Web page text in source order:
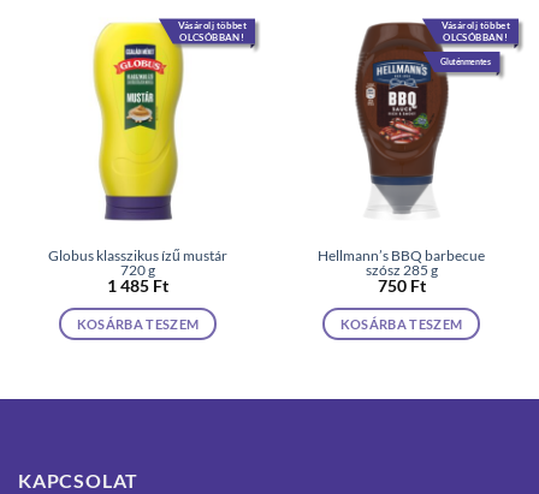
Vásárolj többet
OLCSÓBBAN!
Globus klasszikus ízű mustár
720 g
1 485 Ft
KOSÁRBA TESZEM
Vásárolj többet
OLCSÓBBAN!
Gluténmentes
Hellmann’s BBQ barbecue
szósz 285 g
750 Ft
KOSÁRBA TESZEM
KAPCSOLAT